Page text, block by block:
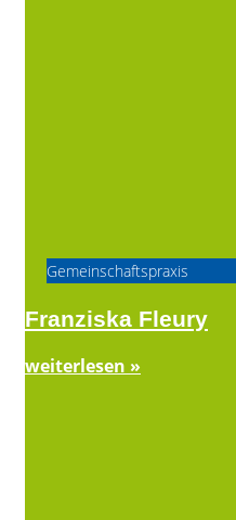
Gemeinschaftspraxis
Franziska Fleury
weiterlesen »